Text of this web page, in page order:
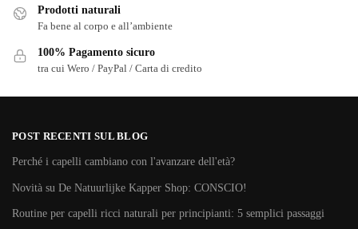
Prodotti naturali
Fa bene al corpo e all’ambiente
100% Pagamento sicuro
tra cui Wero / PayPal / Carta di credito
POST RECENTI SUL BLOG
Perché i capelli cambiano con l'avanzare dell'età?
Novità su De Natuurlijke Kapper Shop: CONSCIO!
Routine per capelli ricci naturali per principianti: 5 semplici passaggi